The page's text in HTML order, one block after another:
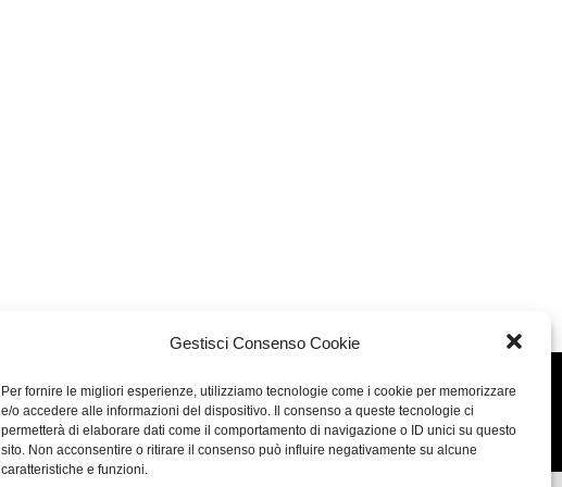
Gestisci Consenso Cookie
Per fornire le migliori esperienze, utilizziamo tecnologie come i cookie per memorizzare
e/o accedere alle informazioni del dispositivo. Il consenso a queste tecnologie ci
permetterà di elaborare dati come il comportamento di navigazione o ID unici su questo
sito. Non acconsentire o ritirare il consenso può influire negativamente su alcune
caratteristiche e funzioni.
Concept: Annamaria De Paola - Realizzazione: AF
Cookie & Privacy Policy